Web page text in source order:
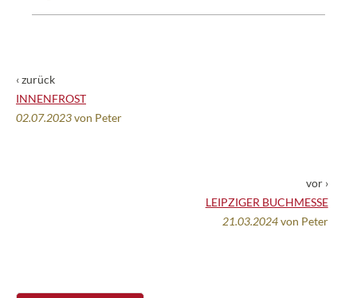
‹ zurück
INNENFROST
02.07.2023von Peter
vor ›
LEIPZIGER BUCHMESSE
21.03.2024von Peter